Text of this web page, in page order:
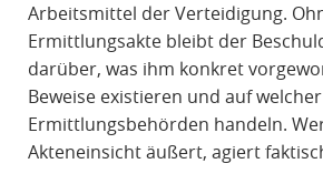
Arbeitsmittel der Verteidigung.
Ermittlungsakte bleibt der
darüber, was ihm konkret
Beweise existieren und auf
Ermittlungsbehörden handeln.
Akteneinsicht äußert, agiert